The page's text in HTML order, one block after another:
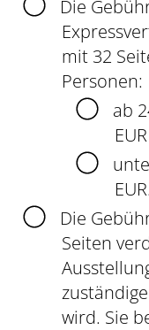
Die
mit 32
Personen:
ab
EUR
EUR.
Die
Seiten
wird. Sie